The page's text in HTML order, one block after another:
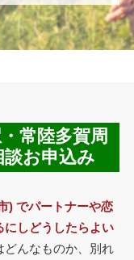
常陸多賀周
談お申込み
) でパートナーや恋
にしどうしたらよい
どんなものか、別れ